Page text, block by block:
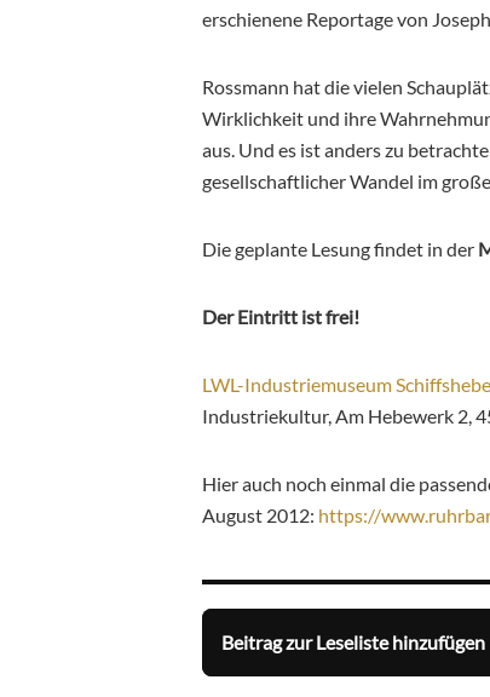
erschienene Reportage von
Rossmann hat die vielen
Wirklichkeit und ihre
aus. Und es ist anders zu
gesellschaftlicher Wandel im
Die geplante Lesung findet in der
Der Eintritt ist frei!
LWL-Industriemuseum
Industriekultur, Am Hebewerk 2,
Hier auch noch einmal die
August 2012: https://
Beitrag zur Leseliste hinzufügen